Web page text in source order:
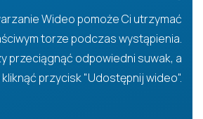
Wideo pomoże Ci utrzymać
torze podczas wystąpienia.
przeciągnąć odpowiedni suwak, a
przycisk "Udostępnij wideo".